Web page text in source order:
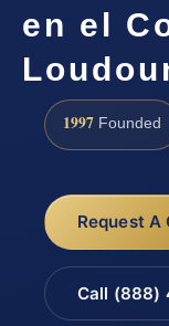
en el
1997 Founded
Request
Call (888)